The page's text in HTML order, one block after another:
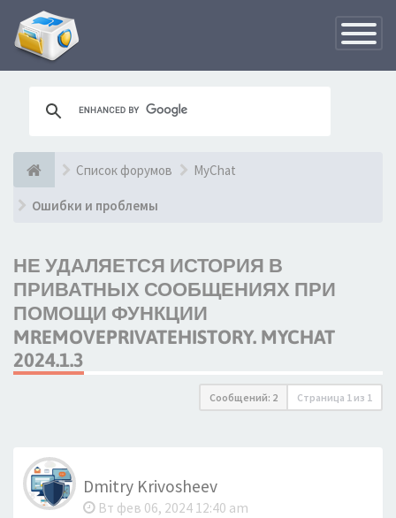
Список форумов MyChat
Ошибки и проблемы
НЕ УДАЛЯЕТСЯ ИСТОРИЯ В
ПРИВАТНЫХ СООБЩЕНИЯХ ПРИ
ПОМОЩИ ФУНКЦИИ
MREMOVEPRIVATEHISTORY. MYCHAT
2024.1.3
Сообщений: 2 Страница 1 из 1
Dmitry Krivosheev
Вт фев 06, 2024 12:40 am